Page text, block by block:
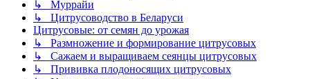
↳ Муррайи
↳ Цитрусоводство в Беларуси
Цитрусовые: от семян до урожая
↳ Размножение и формирование цитрусовых
↳ Сажаем и выращиваем сеянцы цитрусовых
↳ Прививка плодоносящих цитрусовых